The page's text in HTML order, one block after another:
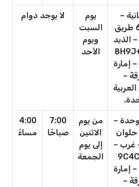
–
تقاطع 6 طريق
الذيد
–
إمارة
–
العربية
يوم
السبت
ويوم
الأحد
لا يوجد دوام
–
غرب –
إمارة
–
من يوم
الاثنين
إلى يوم
الجمعة
7:00
صباحًا
4:00
مساءً